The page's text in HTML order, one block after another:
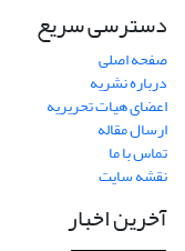
دسترسی سریع
صفحه اصلی
درباره نشریه
اعضای هیات تحریریه
ارسال مقاله
تماس با ما
نقشه سایت
آخرین اخبار